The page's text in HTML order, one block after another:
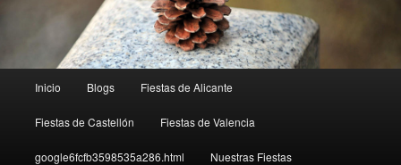
principal
Inicio Blogs Fiestas de Alicante
Fiestas de Castellón Fiestas de Valencia
google6fcfb3598535a286.html Nuestras Fiestas